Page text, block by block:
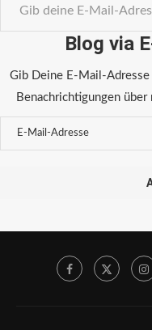
Blog via
Gib Deine E-Mail-Adresse
Benachrichtigungen